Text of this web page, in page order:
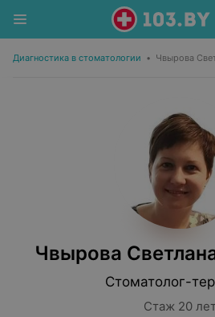
Диагностика в стоматологии • Чвырова
Чвырова
Стоматолог-
Стаж 20